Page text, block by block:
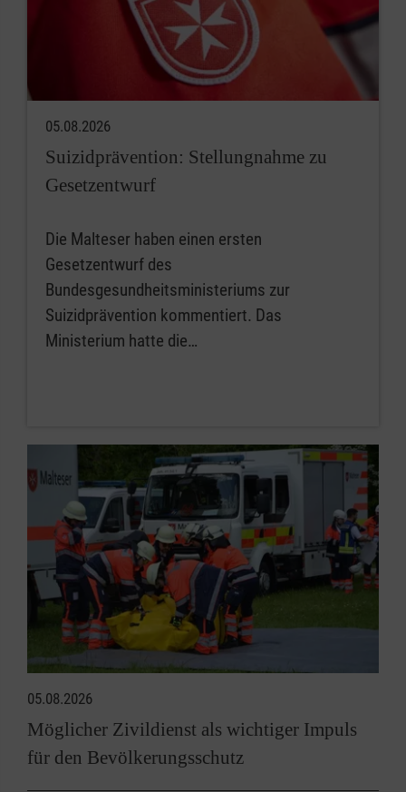
05.08.2026
Suizidprävention: Stellungnahme zu
Gesetzentwurf
Die Malteser haben einen ersten
Gesetzentwurf des
Bundesgesundheitsministeriums zur
Suizidprävention kommentiert. Das
Ministerium hatte die…
05.08.2026
Möglicher Zivildienst als wichtiger Impuls
für den Bevölkerungsschutz